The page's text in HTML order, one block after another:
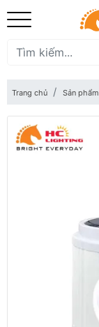
Trang chủ Sản phẩm